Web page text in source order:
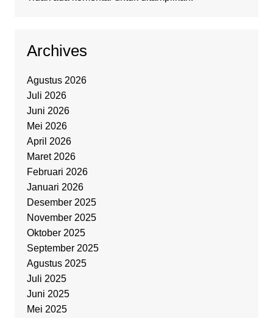
Archives
Agustus 2026
Juli 2026
Juni 2026
Mei 2026
April 2026
Maret 2026
Februari 2026
Januari 2026
Desember 2025
November 2025
Oktober 2025
September 2025
Agustus 2025
Juli 2025
Juni 2025
Mei 2025